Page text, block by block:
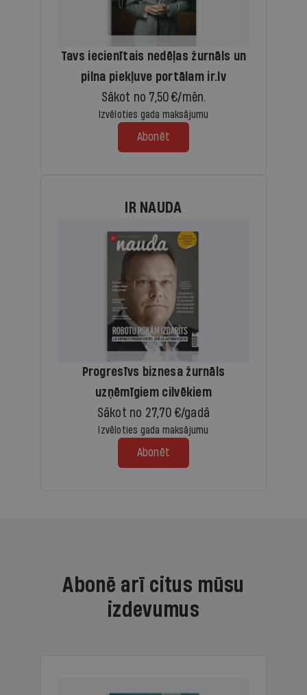
Tavs iecienītais nedēļas žurnāls un
pilna piekļuve portālam ir.lv
Sākot no 7,50 €/mēn.
Izvēloties gada maksājumu
Abonēt
IR NAUDA
Progresīvs biznesa žurnāls
uzņēmīgiem cilvēkiem
Sākot no 27,70 €/gadā
Izvēloties gada maksājumu
Abonēt
Abonē arī citus mūsu
izdevumus